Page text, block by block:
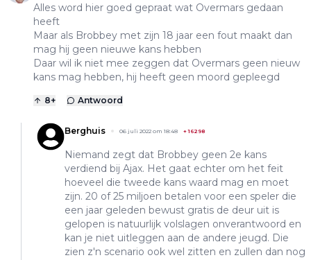
Alles word hier goed gepraat wat Overmars gedaan
heeft
Maar als Brobbey met zijn 18 jaar een fout maakt dan
mag hij geen nieuwe kans hebben
Daar wil ik niet mee zeggen dat Overmars geen nieuw
kans mag hebben, hij heeft geen moord gepleegd
8+ Antwoord
Berghuis 06 juli 2022 om 18:48 +16298
Niemand zegt dat Brobbey geen 2e kans
verdiend bij Ajax. Het gaat echter om het feit
hoeveel die tweede kans waard mag en moet
zijn. 20 of 25 miljoen betalen voor een speler die
een jaar geleden bewust gratis de deur uit is
gelopen is natuurlijk volslagen onverantwoord en
kan je niet uitleggen aan de andere jeugd. Die
zien z'n scenario ook wel zitten en zullen dan nog